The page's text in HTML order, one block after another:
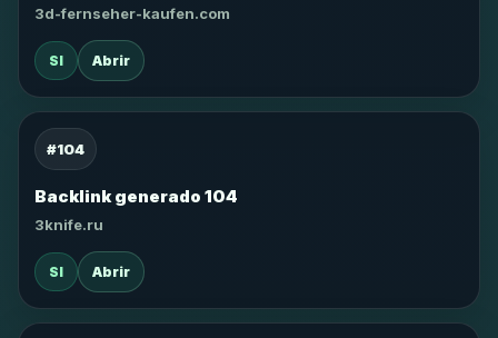
3d-fernseher-kaufen.com
SI Abrir
#104
Backlink generado 104
3knife.ru
SI Abrir